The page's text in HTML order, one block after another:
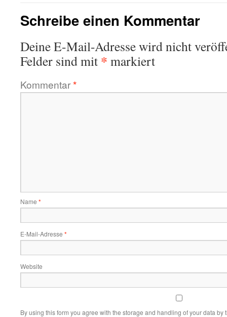
Schreibe einen Kommentar
Deine E-Mail-Adresse wird nicht
Felder sind mit * markiert
Kommentar*
Name *
E-Mail-Adresse *
Website
By using this form you agree with the storage and handling of your data by